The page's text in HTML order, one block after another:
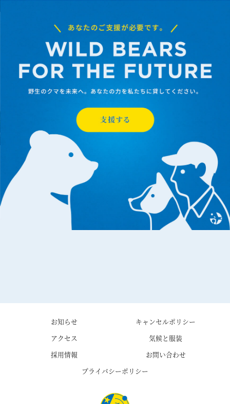
お知らせ
キャンセルポリシー
アクセス
気候と服装
採用情報
お問い合わせ
プライバシーポリシー